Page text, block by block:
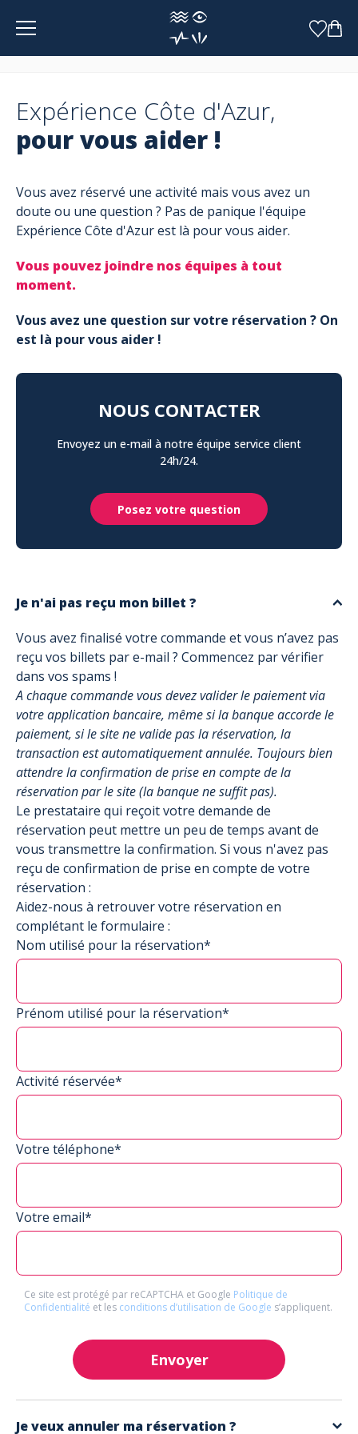
Panneau de gestion des cookies
Expérience Côte d'Azur,
pour vous aider !
Vous avez réservé une activité mais vous avez un
doute ou une question ? Pas de panique l'équipe
Expérience Côte d'Azur est là pour vous aider.
Vous pouvez joindre nos équipes à tout
moment.
Vous avez une question sur votre réservation ? On
est là pour vous aider !
NOUS CONTACTER
Envoyez un e-mail à notre équipe service client
24h/24.
Posez votre question
Je n'ai pas reçu mon billet ?
Vous avez finalisé votre commande et vous n’avez pas
reçu vos billets par e-mail ? Commencez par vérifier
dans vos spams !
A chaque commande vous devez valider le paiement via
votre application bancaire, même si la banque accorde le
paiement, si le site ne valide pas la réservation, la
transaction est automatiquement annulée. Toujours bien
attendre la confirmation de prise en compte de la
réservation par le site (la banque ne suffit pas).
Le prestataire qui reçoit votre demande de
réservation peut mettre un peu de temps avant de
vous transmettre la confirmation. Si vous n'avez pas
reçu de confirmation de prise en compte de votre
réservation :
Aidez-nous à retrouver votre réservation en
complétant le formulaire :
Nom utilisé pour la réservation*
Prénom utilisé pour la réservation*
Activité réservée*
Votre téléphone*
Votre email*
Ce site est protégé par reCAPTCHA et Google Politique de
Confidentialité et les conditions d’utilisation de Google s’appliquent.
Envoyer
Je veux annuler ma réservation ?